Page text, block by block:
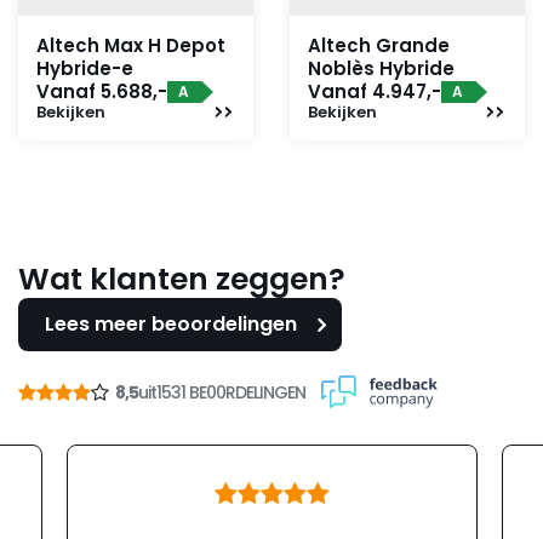
Altech Max H Depot
Hybride-e
Vanaf 5.688,- A
Bekijken
Altech Grande
Noblès Hybride
Vanaf 4.947,- A
Bekijken
Wat klanten zeggen?
Lees meer beoordelingen
8,5uit1531 BE00RDELINGEN